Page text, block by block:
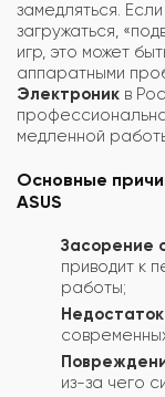
замедляться.
загружаться,
игр, это может
аппаратными
Электроник в
медленной
Основные
ASUS
Засорение
приводит к
работы;
из-за чего